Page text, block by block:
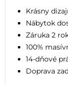
Krásny
Nábytok
Záruka 2
100%
14-dňové
Doprava